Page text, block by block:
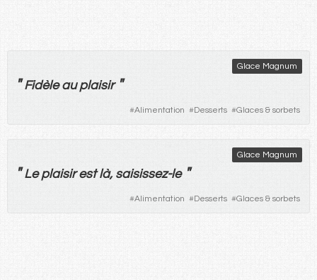
Glace Magnum
" Fidèle au plaisir "
#Alimentation #Desserts #Glaces & sorbets
Glace Magnum
" Le plaisir est là, saisissez-le "
#Alimentation #Desserts #Glaces & sorbets